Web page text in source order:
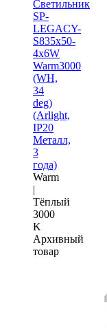
Светильник
SP-
LEGACY-
S835x50-
4x6W
Warm3000
(WH,
34
deg)
(Arlight,
IP20
Металл,
3
года)
Warm
|
Тёплый
3000
K
Архивный
товар